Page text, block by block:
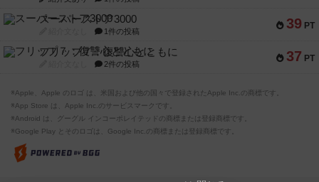
39 PT
スーパーストア3000
1件の投稿
37 PT
フリップ７：復讐心とともに
2件の投稿
※Apple、Apple のロゴ は、米国および他の国々で登録されたApple Inc.の商標です。
※App Store は、Apple Inc.のサービスマークです。
※Android は、グーグル インコーポレイテッドの商標または登録商標です。
※Google Play とそのロゴは、Google Inc.の商標または登録商標です。